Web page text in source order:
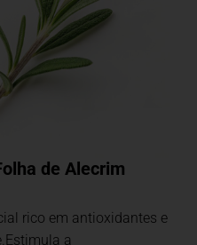
de Alecrim
rico em antioxidantes e
a